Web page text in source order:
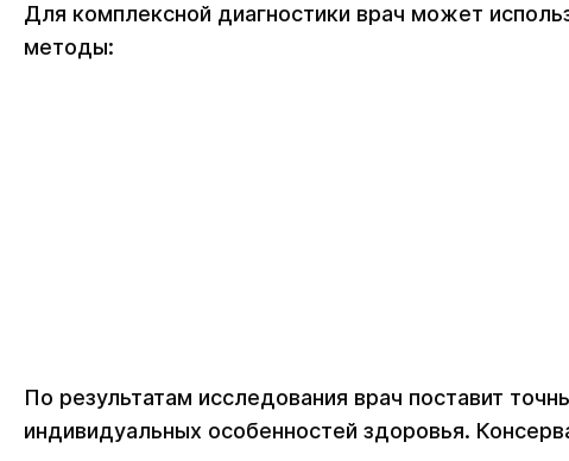
Для комплексной диагностики врач может
методы:
По результатам исследования врач поставит
индивидуальных особенностей здоровья.